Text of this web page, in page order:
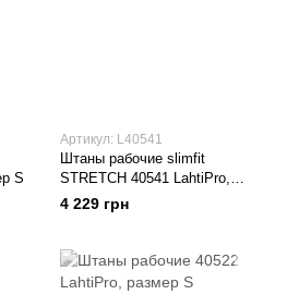
S
Артикул: L40541
Штаны рабочие slimfit
STRETCH 40541 LahtiPro,
размер S
4 229 грн